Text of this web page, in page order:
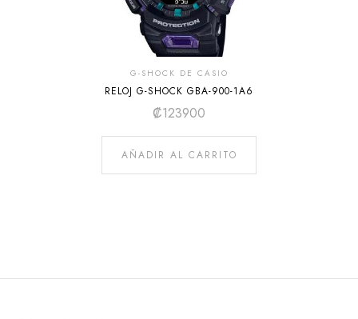
G-SHOCK DE CASIO
RELOJ G-SHOCK GBA-900-1A6
₡123900
AÑADIR AL CARRITO